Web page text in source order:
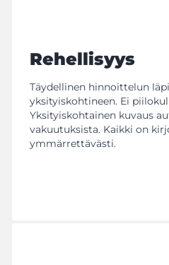
Rehellisyys
Täydellinen hinnoittelun
yksityiskohtineen. Ei
Yksityiskohtainen kuvaus
vakuutuksista. Kaikki on
ymmärrettävästi.